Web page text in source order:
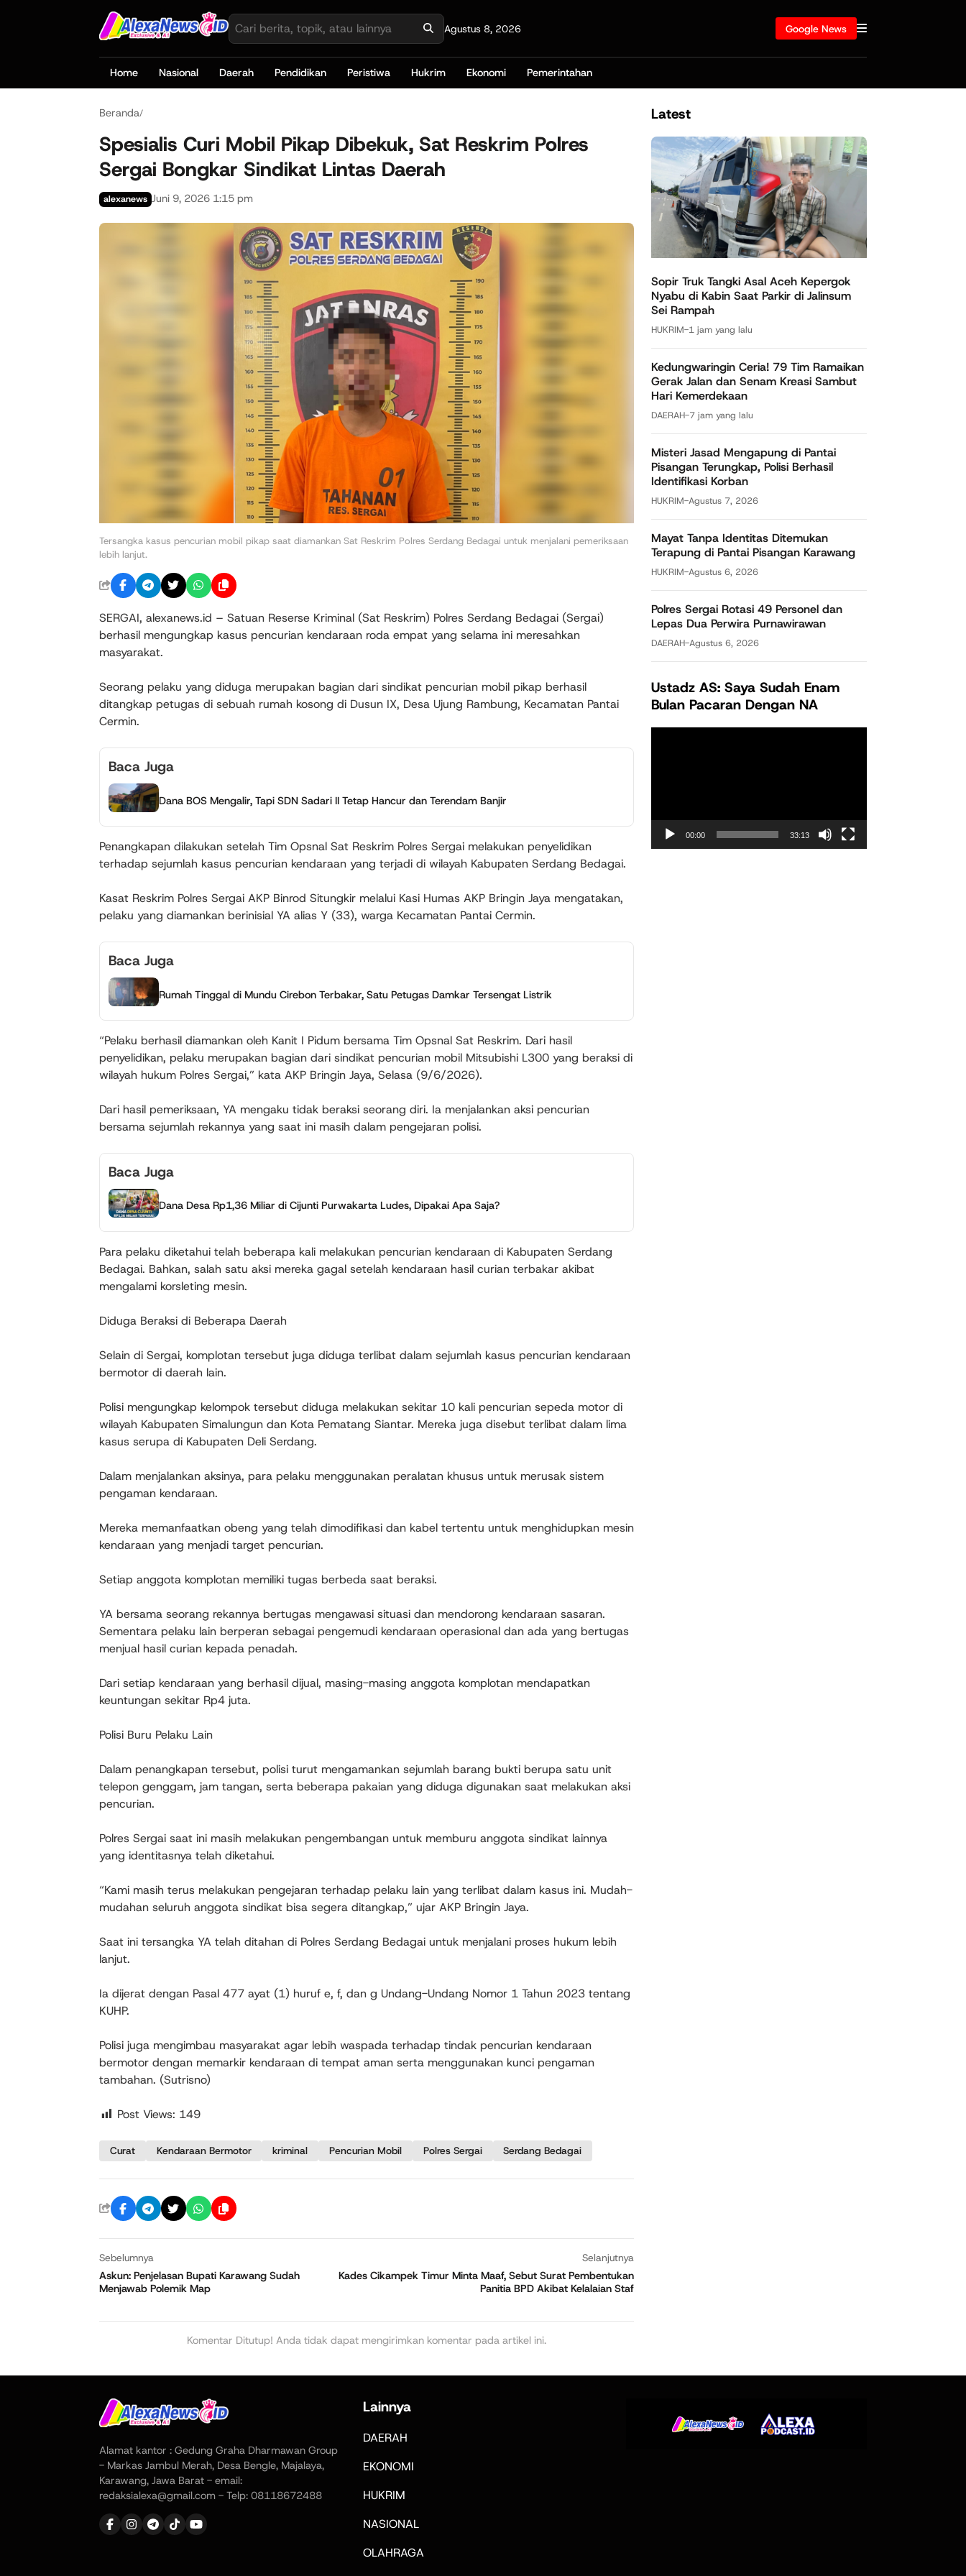
Agustus 8, 2026 Google News
Home Nasional Daerah Pendidikan Peristiwa Hukrim Ekonomi Pemerintahan
Beranda/
Spesialis Curi Mobil Pikap Dibekuk, Sat Reskrim Polres
Sergai Bongkar Sindikat Lintas Daerah
alexanews Juni 9, 2026 1:15 pm
Tersangka kasus pencurian mobil pikap saat diamankan Sat Reskrim Polres Serdang Bedagai untuk menjalani pemeriksaan
lebih lanjut.
SERGAI, alexanews.id – Satuan Reserse Kriminal (Sat Reskrim) Polres Serdang Bedagai (Sergai)
berhasil mengungkap kasus pencurian kendaraan roda empat yang selama ini meresahkan
masyarakat.
Seorang pelaku yang diduga merupakan bagian dari sindikat pencurian mobil pikap berhasil
ditangkap petugas di sebuah rumah kosong di Dusun IX, Desa Ujung Rambung, Kecamatan Pantai
Cermin.
Baca Juga
Dana BOS Mengalir, Tapi SDN Sadari II Tetap Hancur dan Terendam Banjir
Penangkapan dilakukan setelah Tim Opsnal Sat Reskrim Polres Sergai melakukan penyelidikan
terhadap sejumlah kasus pencurian kendaraan yang terjadi di wilayah Kabupaten Serdang Bedagai.
Kasat Reskrim Polres Sergai AKP Binrod Situngkir melalui Kasi Humas AKP Bringin Jaya mengatakan,
pelaku yang diamankan berinisial YA alias Y (33), warga Kecamatan Pantai Cermin.
Baca Juga
Rumah Tinggal di Mundu Cirebon Terbakar, Satu Petugas Damkar Tersengat Listrik
“Pelaku berhasil diamankan oleh Kanit I Pidum bersama Tim Opsnal Sat Reskrim. Dari hasil
penyelidikan, pelaku merupakan bagian dari sindikat pencurian mobil Mitsubishi L300 yang beraksi di
wilayah hukum Polres Sergai,” kata AKP Bringin Jaya, Selasa (9/6/2026).
Dari hasil pemeriksaan, YA mengaku tidak beraksi seorang diri. Ia menjalankan aksi pencurian
bersama sejumlah rekannya yang saat ini masih dalam pengejaran polisi.
Baca Juga
Dana Desa Rp1,36 Miliar di Cijunti Purwakarta Ludes, Dipakai Apa Saja?
Para pelaku diketahui telah beberapa kali melakukan pencurian kendaraan di Kabupaten Serdang
Bedagai. Bahkan, salah satu aksi mereka gagal setelah kendaraan hasil curian terbakar akibat
mengalami korsleting mesin.
Diduga Beraksi di Beberapa Daerah
Selain di Sergai, komplotan tersebut juga diduga terlibat dalam sejumlah kasus pencurian kendaraan
bermotor di daerah lain.
Polisi mengungkap kelompok tersebut diduga melakukan sekitar 10 kali pencurian sepeda motor di
wilayah Kabupaten Simalungun dan Kota Pematang Siantar. Mereka juga disebut terlibat dalam lima
kasus serupa di Kabupaten Deli Serdang.
Dalam menjalankan aksinya, para pelaku menggunakan peralatan khusus untuk merusak sistem
pengaman kendaraan.
Mereka memanfaatkan obeng yang telah dimodifikasi dan kabel tertentu untuk menghidupkan mesin
kendaraan yang menjadi target pencurian.
Setiap anggota komplotan memiliki tugas berbeda saat beraksi.
YA bersama seorang rekannya bertugas mengawasi situasi dan mendorong kendaraan sasaran.
Sementara pelaku lain berperan sebagai pengemudi kendaraan operasional dan ada yang bertugas
menjual hasil curian kepada penadah.
Dari setiap kendaraan yang berhasil dijual, masing-masing anggota komplotan mendapatkan
keuntungan sekitar Rp4 juta.
Polisi Buru Pelaku Lain
Dalam penangkapan tersebut, polisi turut mengamankan sejumlah barang bukti berupa satu unit
telepon genggam, jam tangan, serta beberapa pakaian yang diduga digunakan saat melakukan aksi
pencurian.
Polres Sergai saat ini masih melakukan pengembangan untuk memburu anggota sindikat lainnya
yang identitasnya telah diketahui.
“Kami masih terus melakukan pengejaran terhadap pelaku lain yang terlibat dalam kasus ini. Mudah-
mudahan seluruh anggota sindikat bisa segera ditangkap,” ujar AKP Bringin Jaya.
Saat ini tersangka YA telah ditahan di Polres Serdang Bedagai untuk menjalani proses hukum lebih
lanjut.
Ia dijerat dengan Pasal 477 ayat (1) huruf e, f, dan g Undang-Undang Nomor 1 Tahun 2023 tentang
KUHP.
Polisi juga mengimbau masyarakat agar lebih waspada terhadap tindak pencurian kendaraan
bermotor dengan memarkir kendaraan di tempat aman serta menggunakan kunci pengaman
tambahan. (Sutrisno)
Post Views: 149
Curat Kendaraan Bermotor kriminal Pencurian Mobil Polres Sergai Serdang Bedagai
Sebelumnya
Askun: Penjelasan Bupati Karawang Sudah
Menjawab Polemik Map
Selanjutnya
Kades Cikampek Timur Minta Maaf, Sebut Surat Pembentukan
Panitia BPD Akibat Kelalaian Staf
Komentar Ditutup! Anda tidak dapat mengirimkan komentar pada artikel ini.
Latest
Sopir Truk Tangki Asal Aceh Kepergok
Nyabu di Kabin Saat Parkir di Jalinsum
Sei Rampah
HUKRIM-1 jam yang lalu
Kedungwaringin Ceria! 79 Tim Ramaikan
Gerak Jalan dan Senam Kreasi Sambut
Hari Kemerdekaan
DAERAH-7 jam yang lalu
Misteri Jasad Mengapung di Pantai
Pisangan Terungkap, Polisi Berhasil
Identifikasi Korban
HUKRIM-Agustus 7, 2026
Mayat Tanpa Identitas Ditemukan
Terapung di Pantai Pisangan Karawang
HUKRIM-Agustus 6, 2026
Polres Sergai Rotasi 49 Personel dan
Lepas Dua Perwira Purnawirawan
DAERAH-Agustus 6, 2026
Ustadz AS: Saya Sudah Enam
Bulan Pacaran Dengan NA
00:00 33:13
Alamat kantor : Gedung Graha Dharmawan Group
- Markas Jambul Merah, Desa Bengle, Majalaya,
Karawang, Jawa Barat - email:
redaksialexa@gmail.com - Telp: 08118672488
Lainnya
DAERAH
EKONOMI
HUKRIM
NASIONAL
OLAHRAGA